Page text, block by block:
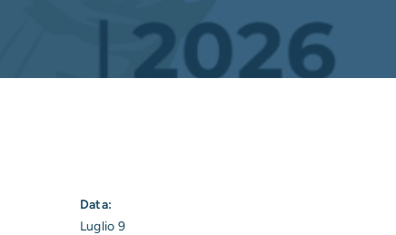
Data:
Luglio 9